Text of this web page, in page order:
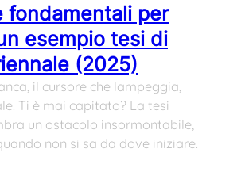
fondamentali per
esempio tesi di
(2025)
il cursore che lampeggia,
Ti è mai capitato? La tesi
un ostacolo insormontabile,
non si sa da dove iniziare.